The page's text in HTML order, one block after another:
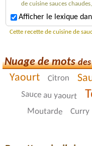
de cuisine sauces
Afficher le lexique
Cette recette de cuisine de
Nuage de mots
Yaourt Citron
Sauce au yaourt
Moutarde Curry